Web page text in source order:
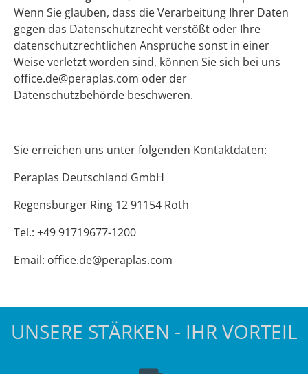
Wenn Sie glauben, dass die Verarbeitung Ihrer Daten
gegen das Datenschutzrecht verstößt oder Ihre
datenschutzrechtlichen Ansprüche sonst in einer
Weise verletzt worden sind, können Sie sich bei uns
office.de@peraplas.com oder der
Datenschutzbehörde beschweren.
Sie erreichen uns unter folgenden Kontaktdaten:
Peraplas Deutschland GmbH
Regensburger Ring 12 91154 Roth
Tel.: +49 91719677-1200
Email: office.de@peraplas.com
UNSERE STÄRKEN - IHR VORTEIL